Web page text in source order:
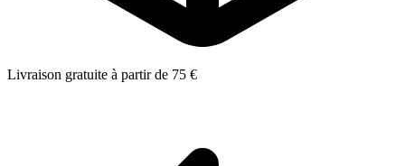
Livraison gratuite à partir de 75 €